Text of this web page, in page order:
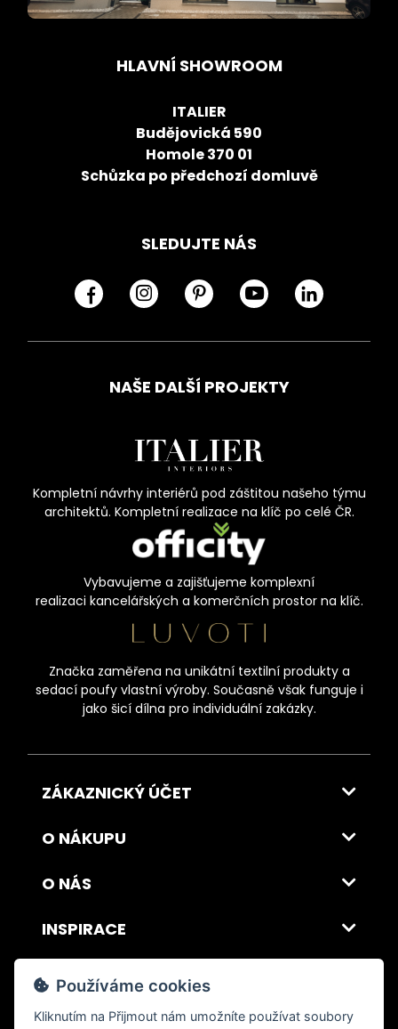
HLAVNÍ SHOWROOM
ITALIER
Budějovická 590
Homole 370 01
Schůzka po předchozí domluvě
SLEDUJTE NÁS
NAŠE DALŠÍ PROJEKTY
Kompletní návrhy interiérů pod záštitou našeho týmu
architektů. Kompletní realizace na klíč po celé ČR.
Vybavujeme a zajišťujeme komplexní
realizaci kancelářských a komerčních prostor na klíč.
Značka zaměřena na unikátní textilní produkty a
sedací poufy vlastní výroby. Současně však funguje i
jako šicí dílna pro individuální zakázky.
ZÁKAZNICKÝ ÚČET
O NÁKUPU
O NÁS
INSPIRACE
DOPRAVA A PLATBA
Používáme cookies
Kliknutím na Přijmout nám umožníte používat soubory